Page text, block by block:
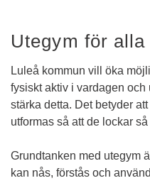
Utegym för alla
Luleå kommun vill öka
fysiskt aktiv i vardagen och
stärka detta. Det betyder
utformas så att de lockar
Grundtanken med utegym
kan nås, förstås och